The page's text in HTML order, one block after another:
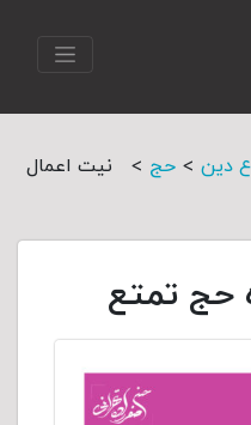
دین > حج >
نیت اعمال
حج تمتع